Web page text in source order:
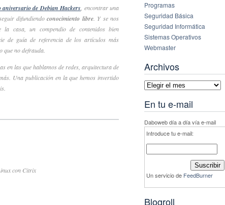
aniversario de Debian Hackers , encontrar una
difundiendoconocimiento libre. Y se nos
casa, un compendio de contenidos bien
de guía de referencia de los artículos más
que no defrauda.
en las que hablamos de redes, arquitectura de
Una publicación en la que hemos invertido
con Citrix
Programas
Seguridad Básica
Seguridad Informática
Sistemas Operativos
Webmaster
Archivos
Archivos
En tu e-mail
Daboweb día a día vía e-mail
Introduce tu e-mail:
Un servicio de FeedBurner
Blogroll